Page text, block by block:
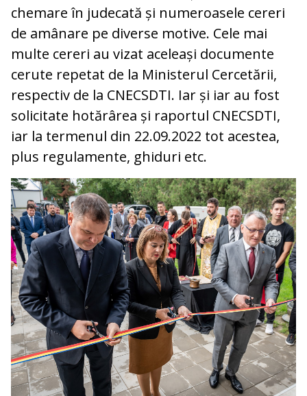
chemare în judecată și numeroasele cereri
de amânare pe diverse motive. Cele mai
multe cereri au vizat aceleași documente
cerute repetat de la Ministerul Cercetării,
respectiv de la CNECSDTI. Iar și iar au fost
solicitate hotărârea și raportul CNECSDTI,
iar la termenul din 22.09.2022 tot acestea,
plus regulamente, ghiduri etc.